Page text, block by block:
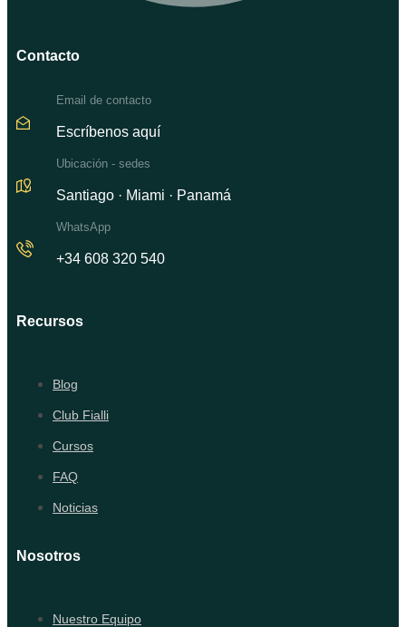
Contacto
Email de contacto
Escríbenos aquí
Ubicación - sedes
Santiago · Miami · Panamá
WhatsApp
+34 608 320 540
Recursos
Blog
Club Fialli
Cursos
FAQ
Noticias
Nosotros
Nuestro Equipo